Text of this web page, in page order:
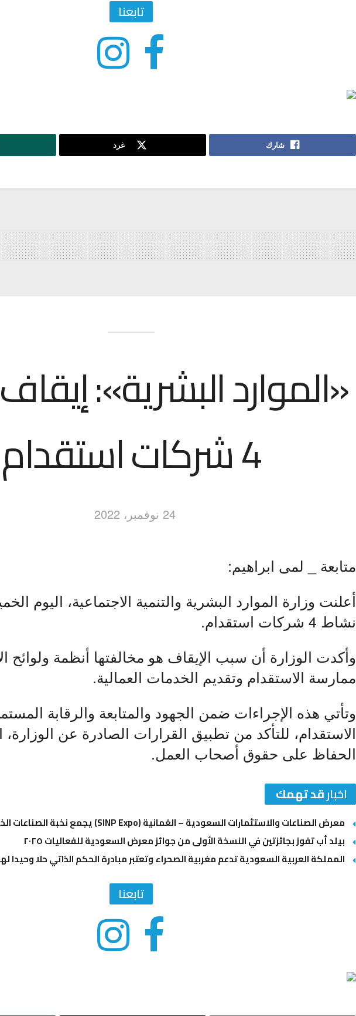
تابعنا
شارك غرد
«الموارد البشرية»:
4 شركات استقدام
24 نوفمبر، 2022
متابعة _ لمى ابراهيم:
أعلنت وزارة الموارد البشرية والتنمية الاجتماعية، اليوم
نشاط 4 شركات استقدام.
وأكدت الوزارة أن سبب الإيقاف هو مخالفتها أنظمة ولوائح
ممارسة الاستقدام وتقديم الخدمات العمالية.
وتأتي هذه الإجراءات ضمن الجهود والمتابعة والرقابة
الاستقدام، للتأكد من تطبيق القرارات الصادرة عن
الحفاظ على حقوق أصحاب العمل.
اخبارقد تهمك
معرض الصناعات والاستثمارات السعودية – العُمانية (SINP Expo) يجمع نخبة الصناعات الخليجية تحت سقف واحد
بيلد أب تفوز بجائزتين في النسخة الأولى من جوائز معرض السعودية للفعاليات ٢٠٢٥
المملكة العربية السعودية تدعم مغربية الصحراء وتعتبر مبادرة الحكم الذاتي حلا وحيدا
تابعنا